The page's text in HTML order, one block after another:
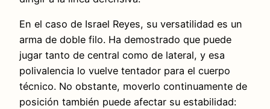
En el caso de Israel Reyes, su versatilidad es un
arma de doble filo. Ha demostrado que puede
jugar tanto de central como de lateral, y esa
polivalencia lo vuelve tentador para el cuerpo
técnico. No obstante, moverlo continuamente de
posición también puede afectar su estabilidad: